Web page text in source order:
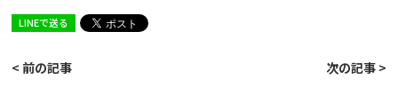
LINEで送る
< 前の記事 次の記事 >